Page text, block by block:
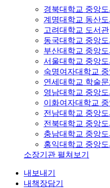
경북대학교 중앙
계명대학교 동산
고려대학교 도서관
동국대학교 중앙
부산대학교 중앙
서울대학교 중앙
숙명여자대학교
연세대학교 학술
영남대학교 중앙
이화여자대학교
전남대학교 중앙
전북대학교 중앙
충남대학교 중앙
홍익대학교 중앙
소장기관 펼쳐보기
내보내기
내책장담기